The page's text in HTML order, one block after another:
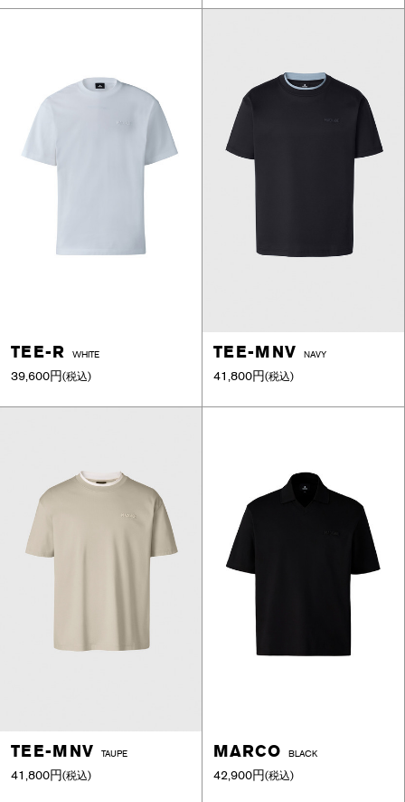
TEE-R WHITE
39,600円(税込)
TEE-MNV NAVY
41,800円(税込)
TEE-MNV TAUPE
41,800円(税込)
MARCO BLACK
42,900円(税込)